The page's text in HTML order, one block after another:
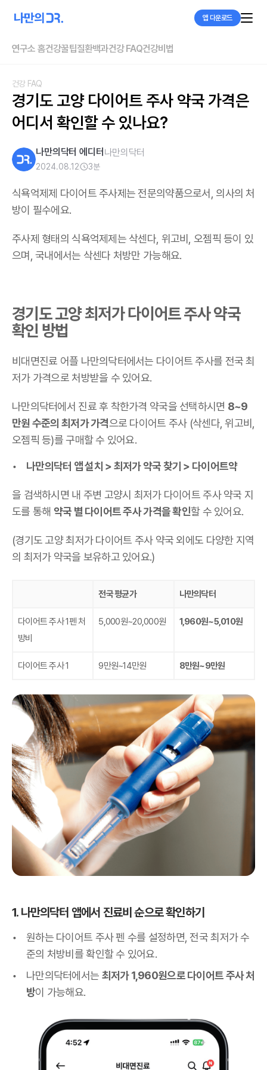
앱 다운로드
연구소 홈건강꿀팁질환백과건강 FAQ건강비법
건강 FAQ
경기도 고양 다이어트 주사 약국 가격은
어디서 확인할 수 있나요?
나만의닥터 에디터 나만의닥터
2024.08.12 3분
식욕억제제 다이어트 주사제는 전문의약품으로서, 의사의 처
방이 필수에요.
주사제 형태의 식욕억제제는 삭센다, 위고비, 오젬픽 등이 있
으며,국내에서는 삭센다 처방만 가능해요.
경기도 고양 최저가 다이어트 주사 약국
확인 방법
비대면진료 어플 나만의닥터에서는 다이어트 주사를 전국 최
저가 가격으로 처방받을 수 있어요.
나만의닥터에서 진료 후 착한가격 약국을 선택하시면 8~9
만원 수준의 최저가 가격으로 다이어트 주사 (삭센다, 위고비,
오젬픽 등)를 구매할 수 있어요.
나만의닥터 앱 설치 > 최저가 약국 찾기 > 다이어트약
을 검색하시면 내 주변 고양시 최저가 다이어트 주사 약국 지
도를 통해 약국 별 다이어트 주사 가격을 확인할 수 있어요.
(경기도 고양 최저가 다이어트 주사 약국 외에도 다양한 지역
의 최저가 약국을 보유하고 있어요.)
전국 평균가 나만의닥터
다이어트 주사 1펜 처
방비
5,000원~20,000원 1,960원~5,010원
다이어트 주사 1 9만원~14만원 8만원~9만원
1. 나만의닥터 앱에서 진료비 순으로 확인하기
원하는 다이어트 주사 펜 수를 설정하면, 전국 최저가 수
준의 처방비를 확인할 수 있어요.
나만의닥터에서는 최저가 1,960원으로 다이어트 주사 처
방이 가능해요.